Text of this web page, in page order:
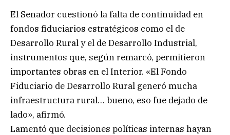
El Senador cuestionó la falta de continuidad en
fondos fiduciarios estratégicos como el de
Desarrollo Rural y el de Desarrollo Industrial,
instrumentos que, según remarcó, permitieron
importantes obras en el Interior. «El Fondo
Fiduciario de Desarrollo Rural generó mucha
infraestructura rural… bueno, eso fue dejado de
lado», afirmó.
Lamentó que decisiones políticas internas hayan